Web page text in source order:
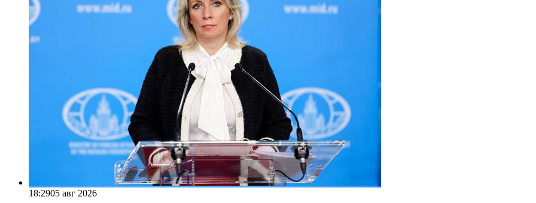
18:2905 авг 2026